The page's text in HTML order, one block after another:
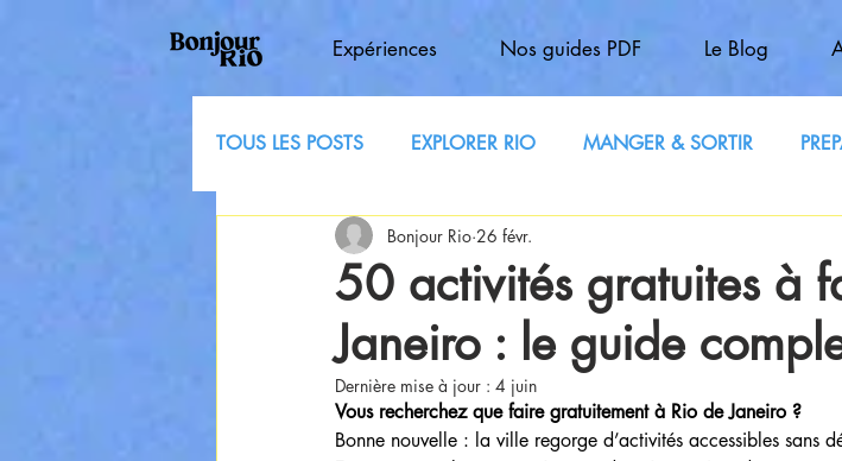
Expériences Nos guides PDF Le Blog
TOUS LES POSTS EXPLORER RIO MANGER & SORTIR
50 activités gratuites à
Janeiro : le guide
Bonjour Rio 26 févr.
Dernière mise à jour : 4 juin
Vous recherchez que faire gratuitement à Rio de Janeiro ?
Bonne nouvelle : la ville regorge d’activités accessibles sans